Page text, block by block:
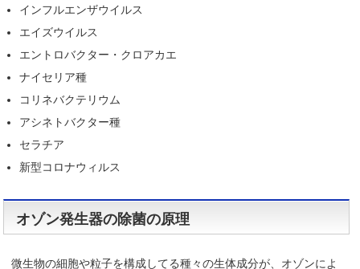
インフルエンザウイルス
エイズウイルス
エントロバクター・クロアカエ
ナイセリア種
コリネバクテリウム
アシネトバクター種
セラチア
新型コロナウィルス
オゾン発生器の除菌の原理
微生物の細胞や粒子を構成してる種々の生体成分が、オゾンによ